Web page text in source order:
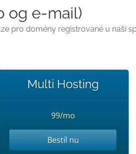
og e-mail)
pro domény registrované u naší
Multi Hosting
99/mo
Bestil nu